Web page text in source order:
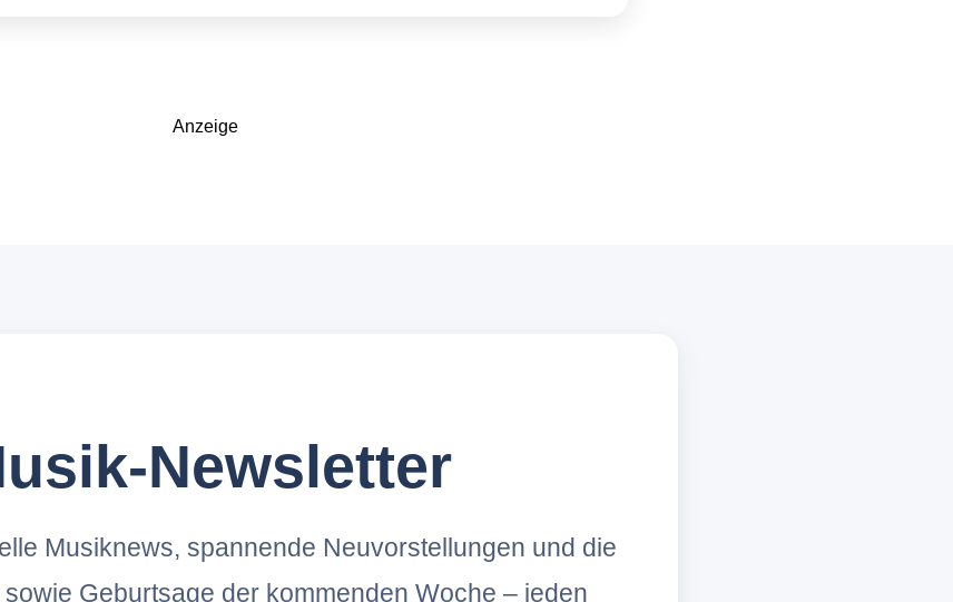
Anzeige
Newsletter
Musiknews, spannende Neuvorstellungen und die
Geburtsage der kommenden Woche – jeden